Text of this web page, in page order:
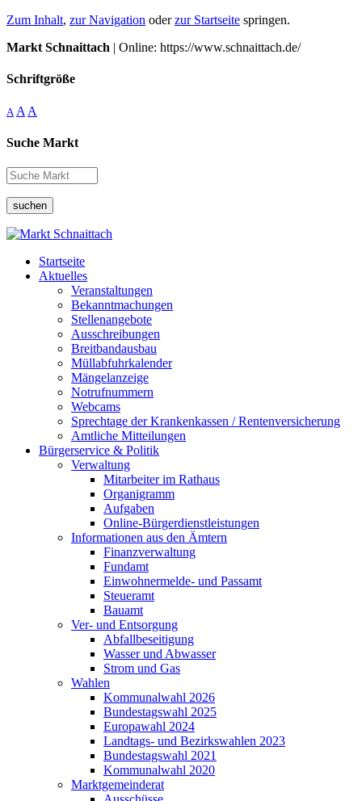
Zum Inhalt, zur Navigation oderzur Startseite springen.
Markt Schnaittach | Online: https://www.schnaittach.de/
Schriftgröße
A A A
Suche Markt
suchen
Startseite
Aktuelles
Veranstaltungen
Bekanntmachungen
Stellenangebote
Ausschreibungen
Breitbandausbau
Müllabfuhrkalender
Mängelanzeige
Notrufnummern
Webcams
Sprechtage der Krankenkassen / Rentenversicherung
Amtliche Mitteilungen
Bürgerservice & Politik
Verwaltung
Mitarbeiter im Rathaus
Organigramm
Aufgaben
Online-Bürgerdienstleistungen
Informationen aus den Ämtern
Finanzverwaltung
Fundamt
Einwohnermelde- und Passamt
Steueramt
Bauamt
Ver- und Entsorgung
Abfallbeseitigung
Wasser und Abwasser
Strom und Gas
Wahlen
Kommunalwahl 2026
Bundestagswahl 2025
Europawahl 2024
Landtags- und Bezirkswahlen 2023
Bundestagswahl 2021
Kommunalwahl 2020
Marktgemeinderat